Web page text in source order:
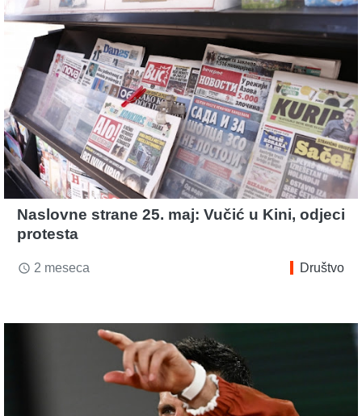
Naslovne strane 25. maj: Vučić u Kini, odjeci
protesta
access_time 2 meseca Društvo